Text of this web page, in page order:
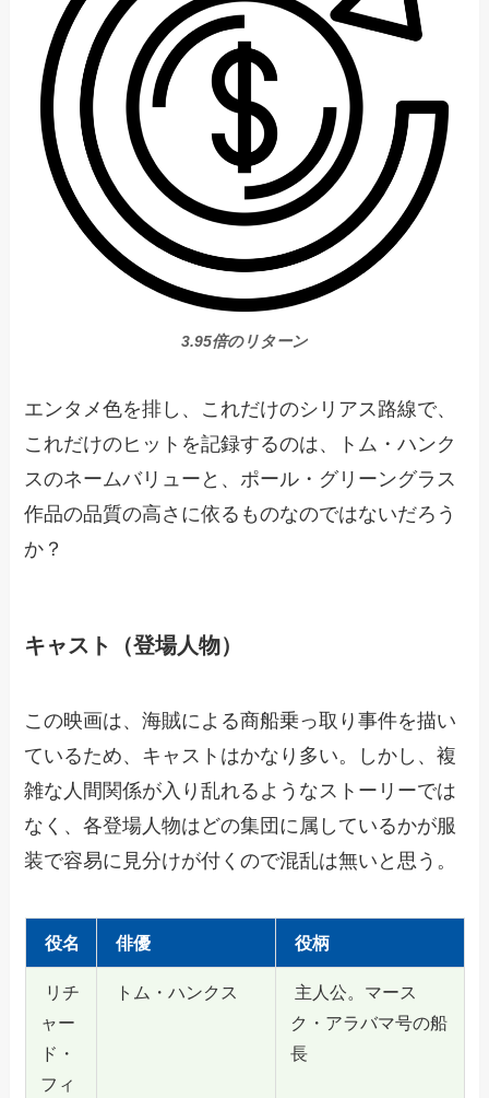
3.95倍のリターン
エンタメ色を排し、これだけのシリアス路線で、
これだけのヒットを記録するのは、トム・ハンク
スのネームバリューと、ポール・グリーングラス
作品の品質の高さに依るものなのではないだろう
か？
キャスト（登場人物）
この映画は、海賊による商船乗っ取り事件を描い
ているため、キャストはかなり多い。しかし、複
雑な人間関係が入り乱れるようなストーリーでは
なく、各登場人物はどの集団に属しているかが服
装で容易に見分けが付くので混乱は無いと思う。
役名 俳優 役柄
リチ
ャー
ド・
フィ
トム・ハンクス
主人公。マース
ク・アラバマ号の船
長